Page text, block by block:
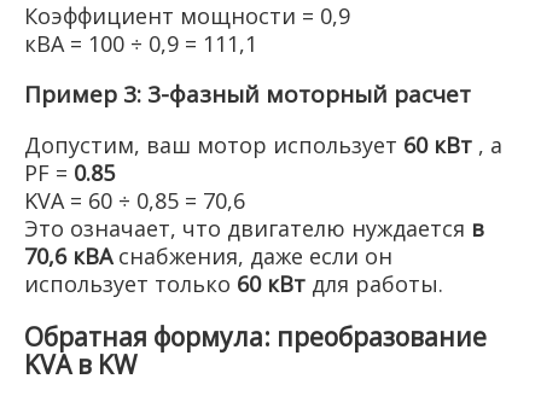
Коэффициент мощности = 0,9
кВА = 100 ÷ 0,9 = 111,1
Пример 3: 3-фазный моторный расчет
Допустим, ваш мотор использует 60 кВт , а
PF = 0.85
KVA = 60 ÷ 0,85 = 70,6
Это означает, что двигателю нуждается в
70,6 кВА снабжения, даже если он
использует только 60 кВт для работы.
Обратная формула: преобразование
KVA в KW